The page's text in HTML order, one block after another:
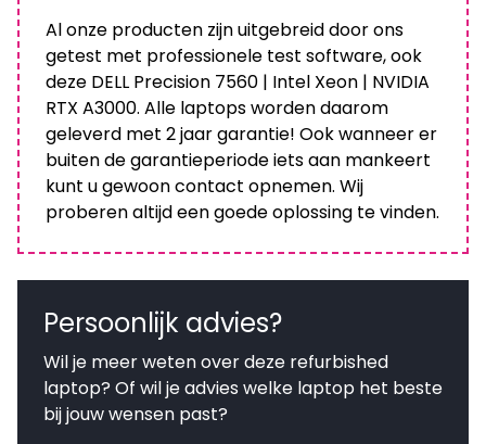
Al onze producten zijn uitgebreid door ons
getest met professionele test software, ook
deze DELL Precision 7560 | Intel Xeon | NVIDIA
RTX A3000. Alle laptops worden daarom
geleverd met 2 jaar garantie! Ook wanneer er
buiten de garantieperiode iets aan mankeert
kunt u gewoon contact opnemen. Wij
proberen altijd een goede oplossing te vinden.
Persoonlijk advies?
Wil je meer weten over deze refurbished
laptop? Of wil je advies welke laptop het beste
bij jouw wensen past?